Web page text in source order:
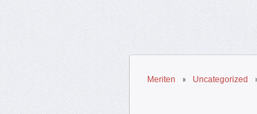
Meriten Uncategorized